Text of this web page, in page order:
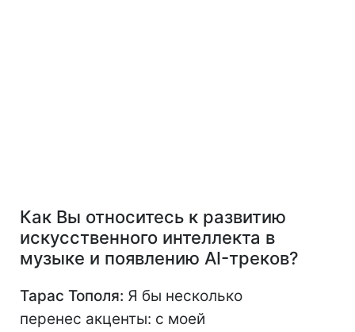
Как Вы относитесь к развитию
искусственного интеллекта в
музыке и появлению AI-треков?
Тарас Тополя: Я бы несколько
перенес акценты: с моей